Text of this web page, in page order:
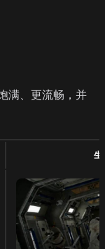
满、更流畅，并
生